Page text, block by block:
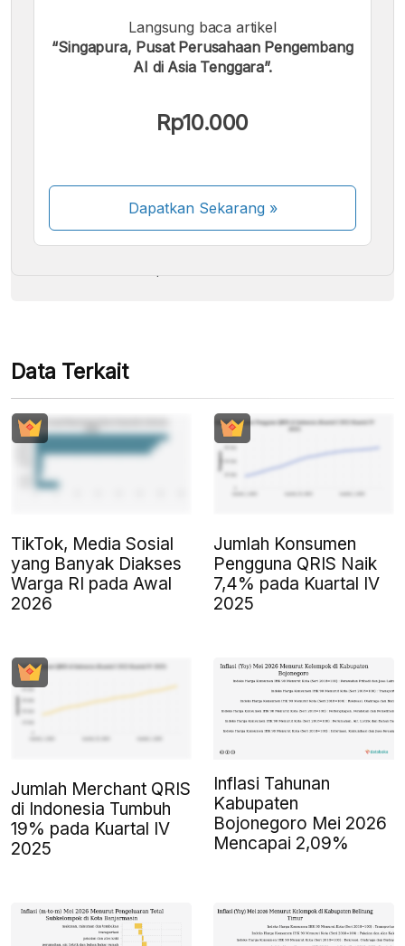
Langsung baca artikel
“Singapura, Pusat Perusahaan Pengembang
AI di Asia Tenggara”.
Rp10.000
Dapatkan Sekarang»
Kami menerima pembayaran berikut:
Beberapa metode pembayaran masih dalam
Data Terkait
TikTok, Media Sosial
yang Banyak Diakses
Warga RI pada Awal
2026
Jumlah Konsumen
Pengguna QRIS Naik
7,4% pada Kuartal IV
2025
Jumlah Merchant QRIS
di Indonesia Tumbuh
19% pada Kuartal IV
2025
Inflasi Tahunan
Kabupaten
Bojonegoro Mei 2026
Mencapai 2,09%